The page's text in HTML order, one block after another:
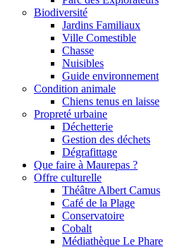
Biodiversité
Jardins Familiaux
Ville Comestible
Chasse
Nuisibles
Guide environnement
Condition animale
Chiens tenus en laisse
Propreté urbaine
Déchetterie
Gestion des déchets
Dégrafittage
Que faire à Maurepas ?
Offre culturelle
Théâtre Albert Camus
Café de la Plage
Conservatoire
Cobalt
Médiathèque Le Phare